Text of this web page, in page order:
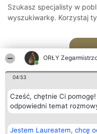
ORŁY
04:53
Cześć, chętnie Ci
odpowiedni temat
Jestem Laureatem, chcę
Szukasz specjalisty w
wyszukiwarkę. Korzystaj
Organizator plebiscytu
Bright Side Solutions sp. z o.